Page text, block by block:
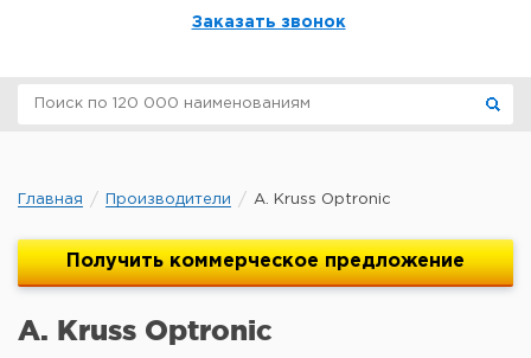
Заказать звонок
Главная Производители A. Kruss Optronic
Получить коммерческое предложение
A. Kruss Optronic